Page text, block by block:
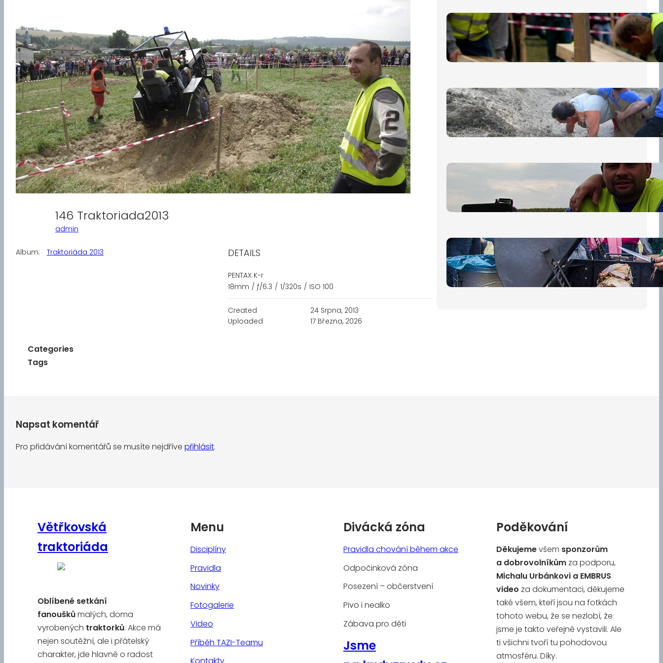
146 Traktoriada2013
admin
Album: Traktoriáda 2013 DETAILS
PENTAX K-r
18mm / ƒ/6.3 / 1/320s / ISO 100
Created
24 Srpna, 2013
Uploaded
17 Března, 2026
Categories
Tags
Nová pravidla pro účastníky
13 července, 2026
„Prase za prase“: Kdo doběhne
první, vyhraje!
30 června, 2026
Bezpečnost na prvním místě
15 května, 2026
Pro diváky
30 dubna, 2026
Napsat komentář
Pro přidávání komentářů se musíte nejdříve přihlásit.
Větřkovská
traktoriáda
Oblíbené setkání
fanouškůmalých, doma
vyrobených traktorků. Akce má
nejen soutěžní, ale i přátelský
charakter, jde hlavně o radost
Menu
Disciplíny
Pravidla
Novinky
Fotogalerie
Video
Příběh TAZI-Teamu
Divácká zóna
Pravidla chování během akce
Odpočinková zóna
Posezení – občerstvení
Pivo i nealko
Zábava pro děti
Jsme
Poděkování
Děkujemevšem sponzorům
a dobrovolníkům za podporu,
Michalu Urbánkovi a EMBRUS
video za dokumentaci, děkujeme
také všem, kteří jsou na fotkách
tohoto webu, že se nezlobí, že
jsme je takto veřejně vystavili. Ale
ti všichni tvoří tu pohodovou
atmosféru. Díky.